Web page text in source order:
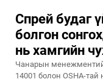
Спрей будаг
болгон
нь хамгийн
Чанарын
14001 болон OSHA-